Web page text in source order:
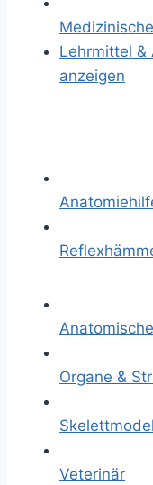
Lehrmittel &
anzeigen
Organe &
Veterinär